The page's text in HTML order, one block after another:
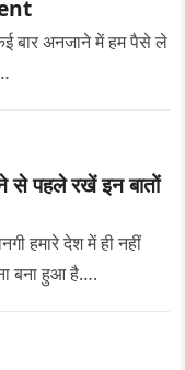
बार अनजाने में हम पैसे ले
पहले रखें इन बातों
हमारे देश में ही नहीं
बना हुआ है….